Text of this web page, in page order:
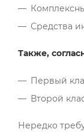
Средства
Также,
Первый
Второй
Нередко